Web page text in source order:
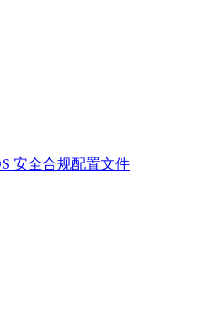
安全合规配置文件